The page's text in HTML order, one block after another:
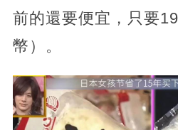
前的還要便宜，只要
幣）。